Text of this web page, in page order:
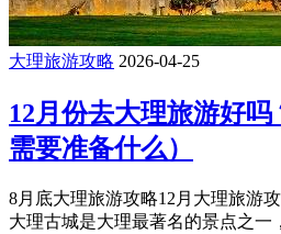
大理旅游攻略 2026-04-25
12月份去大理旅游好
需要准备什么）
8月底大理旅游攻略12月大理旅游
大理古城是大理最著名的景点之一